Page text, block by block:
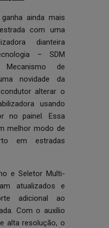
ainda mais
com uma
dianteira
– SDM
Mecanismo de
novidade da
alterar o
usando
no painel. Essa
melhor modo de
em estradas
e Seletor Multi-
atualizados e
adicional ao
Com o auxílio
alta resolução, o